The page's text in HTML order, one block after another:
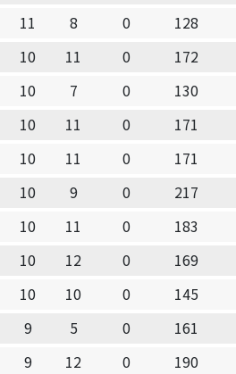
11 8 0 128
10 11 0 172
10 7 0 130
10 11 0 171
10 11 0 171
10 9 0 217
10 11 0 183
10 12 0 169
10 10 0 145
9 5 0 161
9 12 0 190